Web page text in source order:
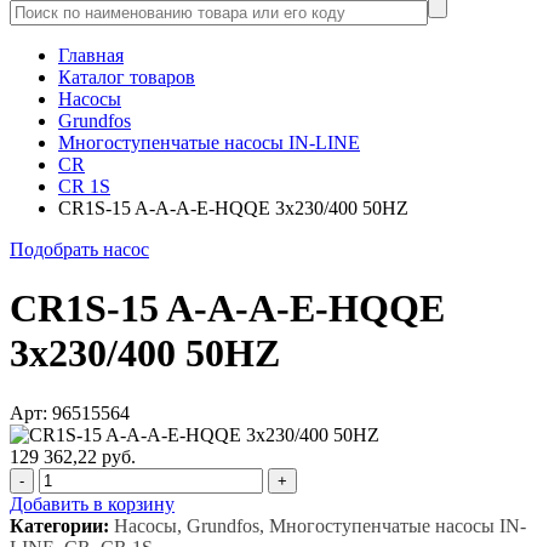
Главная
Каталог товаров
Насосы
Grundfos
Многоступенчатые насосы IN-LINE
CR
CR 1S
CR1S-15 A-A-A-E-HQQE 3x230/400 50HZ
Подобрать насос
CR1S-15 A-A-A-E-HQQE
3x230/400 50HZ
Арт: 96515564
129 362,22 руб.
- +
Добавить в корзину
Категории: Насосы, Grundfos, Многоступенчатые насосы IN-